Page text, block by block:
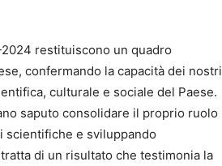
restituiscono un quadro
confermando la capacità dei nostri
culturale e sociale del Paese.
saputo consolidare il proprio ruolo
scientifiche e sviluppando
di un risultato che testimonia la